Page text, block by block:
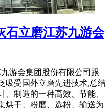
石立磨江苏九游会
游会集团股份有限公司跟
吸受国外立磨先进技术,总结
、制造的一种高效、节能、
烘干、粉磨、选粉、输送为